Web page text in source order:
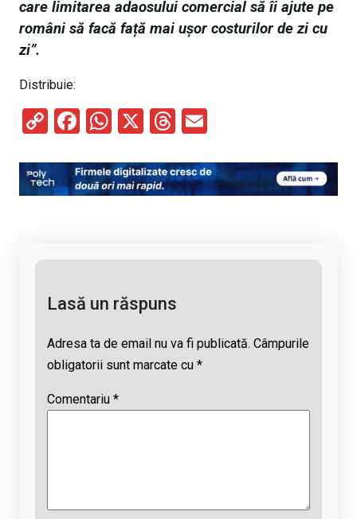
care limitarea adaosului comercial să îi ajute pe
români să facă față mai ușor costurilor de zi cu
zi”.
Distribuie:
C
py
Li
F
ce
b
W
at
s
X
T
e
a
ail
Lasă un răspuns
Adresa ta de email nu va fi publicată. Câmpurile
obligatorii sunt marcate cu *
Comentariu *